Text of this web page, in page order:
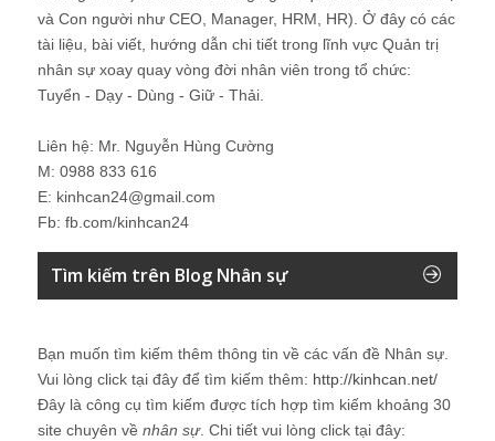
và Con người như CEO, Manager, HRM, HR). Ở đây có các
tài liệu, bài viết, hướng dẫn chi tiết trong lĩnh vực Quản trị
nhân sự xoay quay vòng đời nhân viên trong tổ chức:
Tuyển - Dạy - Dùng - Giữ - Thải.
Liên hệ: Mr. Nguyễn Hùng Cường
M: 0988 833 616
E: kinhcan24@gmail.com
Fb: fb.com/kinhcan24
Tìm kiếm trên Blog Nhân sự
Bạn muốn tìm kiếm thêm thông tin về các vấn đề Nhân sự
Vui lòng click tại đây để tìm kiếm thêm: http://kinhcan.net/
Đây là công cụ tìm kiếm được tích hợp tìm kiếm khoảng 30
site chuyên về nhân sự. Chi tiết vui lòng click tại đây: